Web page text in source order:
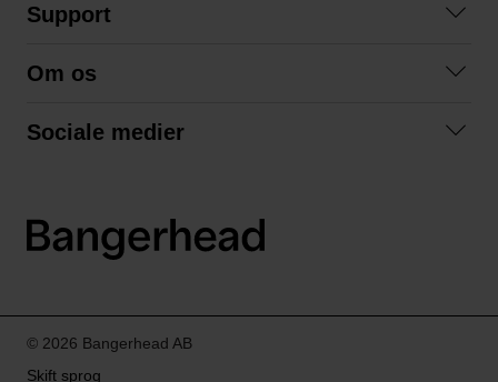
Support
Betingelser
Om os
Sociale medier
LinkedIn
© 2026 Bangerhead AB
Skift sprog